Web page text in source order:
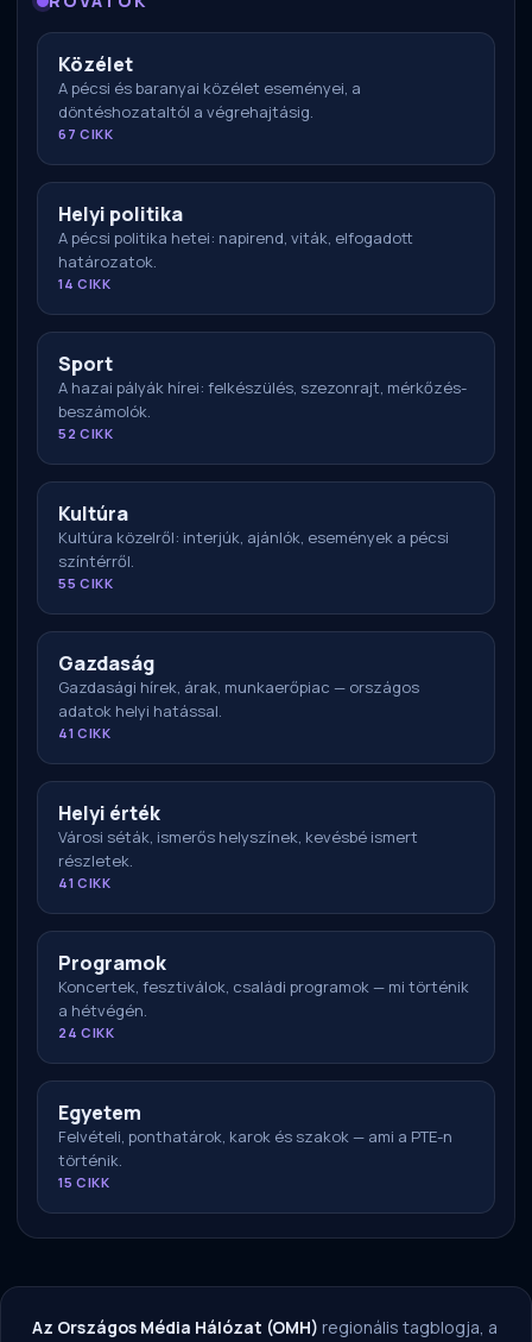
Közélet
A pécsi és baranyai közélet eseményei, a
döntéshozataltól a végrehajtásig.
67 CIKK
Helyi politika
A pécsi politika hetei: napirend, viták, elfogadott
határozatok.
14 CIKK
Sport
A hazai pályák hírei: felkészülés, szezonrajt, mérkőzés-
beszámolók.
52 CIKK
Kultúra
Kultúra közelről: interjúk, ajánlók, események a pécsi
színtérről.
55 CIKK
Gazdaság
Gazdasági hírek, árak, munkaerőpiac — országos
adatok helyi hatással.
41 CIKK
Helyi érték
Városi séták, ismerős helyszínek, kevésbé ismert
részletek.
41 CIKK
Programok
Koncertek, fesztiválok, családi programok — mi történik
a hétvégén.
24 CIKK
Egyetem
Felvételi, ponthatárok, karok és szakok — ami a PTE-n
történik.
15 CIKK
Az Országos Média Hálózat (OMH) regionális tagblogja, a